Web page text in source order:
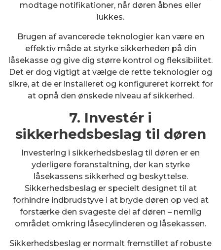
modtage notifikationer, når døren åbnes eller
lukkes.
Brugen af avancerede teknologier kan være en
effektiv måde at styrke sikkerheden på din
låsekasse og give dig større kontrol og fleksibilitet.
Det er dog vigtigt at vælge de rette teknologier og
sikre, at de er installeret og konfigureret korrekt for
at opnå den ønskede niveau af sikkerhed.
7. Investér i
sikkerhedsbeslag til døren
Investering i sikkerhedsbeslag til døren er en
yderligere foranstaltning, der kan styrke
låsekassens sikkerhed og beskyttelse.
Sikkerhedsbeslag er specielt designet til at
forhindre indbrudstyve i at bryde døren op ved at
forstærke den svageste del af døren – nemlig
området omkring låsecylinderen og låsekassen.
Sikkerhedsbeslag er normalt fremstillet af robuste